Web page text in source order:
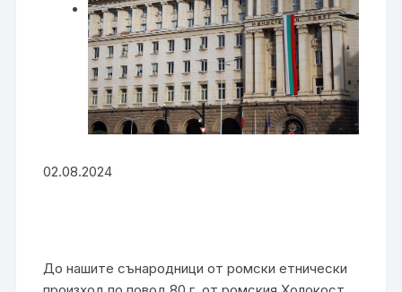
02.08.2024
До нашите сънародници от ромски етнически